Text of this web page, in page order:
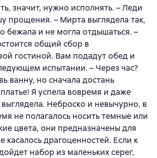
значит, нужно исполнять. – Леди
прощения. – Мирта выглядела так,
бежала и не могла отдышаться. –
общий сбор в
гостиной. Вам подадут обед и
испытании. – Через час?
ванну, но сначала достань
Я успела вовремя и даже
Неброско и невычурно, в
не полагалось носить темные или
цвета, они предназначены для
касалось драгоценностей. Если к
набор из маленьких серег,